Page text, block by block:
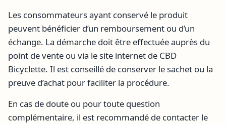
Les consommateurs ayant conservé le produit
peuvent bénéficier d’un remboursement ou d’un
échange. La démarche doit être effectuée auprès du
point de vente ou via le site internet de CBD
Bicyclette. Il est conseillé de conserver le sachet ou la
preuve d’achat pour faciliter la procédure.
En cas de doute ou pour toute question
complémentaire, il est recommandé de contacter le